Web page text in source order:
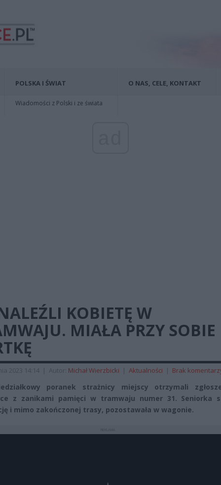
POLSKA I ŚWIAT
Wiadomości z Polski i ze świata
O NAS, CELE, KONTAKT
KOBIETĘ W
MIAŁA PRZY SOBIE
2023 14:14 | Autor: Michał Wierzbicki | Aktualności | Brak
poranek strażnicy miejscy otrzymali
z zanikami pamięci w tramwaju numer 31. Seniorka
i mimo zakończonej trasy, pozostawała w wagonie.